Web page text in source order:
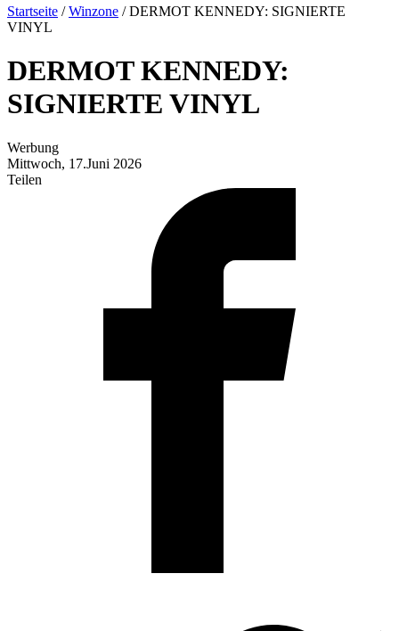
Startseite /Winzone /DERMOT KENNEDY: SIGNIERTE
VINYL
DERMOT KENNEDY:
SIGNIERTE VINYL
Werbung
Mittwoch, 17.Juni 2026
Teilen